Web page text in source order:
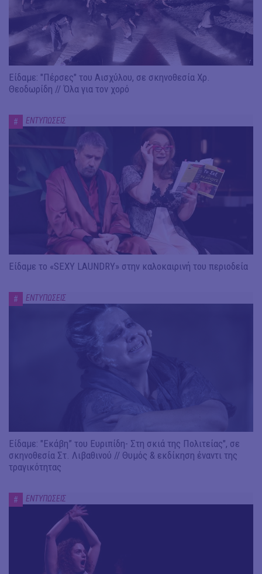
Είδαμε: "Πέρσες" του Αισχύλου, σε σκηνοθεσία Χρ.
Θεοδωρίδη // Όλα για τον χορό
# ΕΝΤΥΠΩΣΕΙΣ
Είδαμε το «SEXY LAUNDRY» στην καλοκαιρινή του περιοδεία
# ΕΝΤΥΠΩΣΕΙΣ
Είδαμε: "Εκάβη” του Ευριπίδη- Στη σκιά της Πολιτείας", σε
σκηνοθεσία Στ. Λιβαθινού // Θυμός & εκδίκηση έναντι της
τραγικότητας
# ΕΝΤΥΠΩΣΕΙΣ